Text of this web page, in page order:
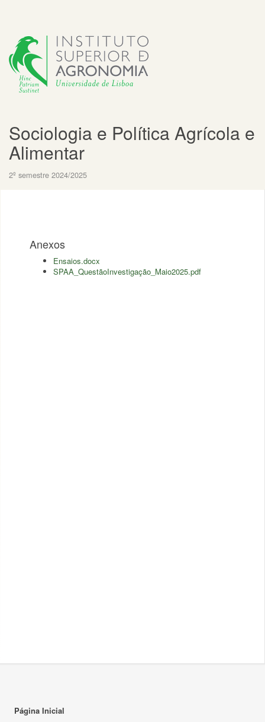
Sociologia e Política Agrícola e
Alimentar
2º semestre 2024/2025
Anexos
Ensaios.docx
SPAA_QuestãoInvestigação_Maio2025.pdf
Página Inicial